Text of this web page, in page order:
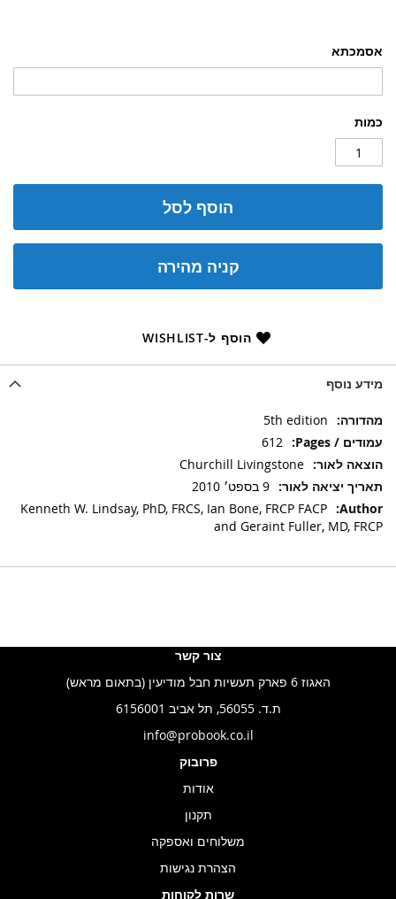
אסמכתא
כמות
הוסף לסל
קניה מהירה
הוסף ל-WISHLIST
מידע נוסף
מידע
נוסף
5th edition
612
Churchill Livingstone
9 בספט׳ 2010
Kenneth W. Lindsay, PhD, FRCS, Ian Bone, FRCP FACP
and Geraint Fuller, MD, FRCP
צור קשר
האגוז 6 פארק תעשיות חבל מודיעין (בתאום מראש)
ת.ד. 56055, תל אביב 6156001
info@probook.co.il
פרובוק
אודות
תקנון
משלוחים ואספקה
הצהרת נגישות
שרות לקוחות